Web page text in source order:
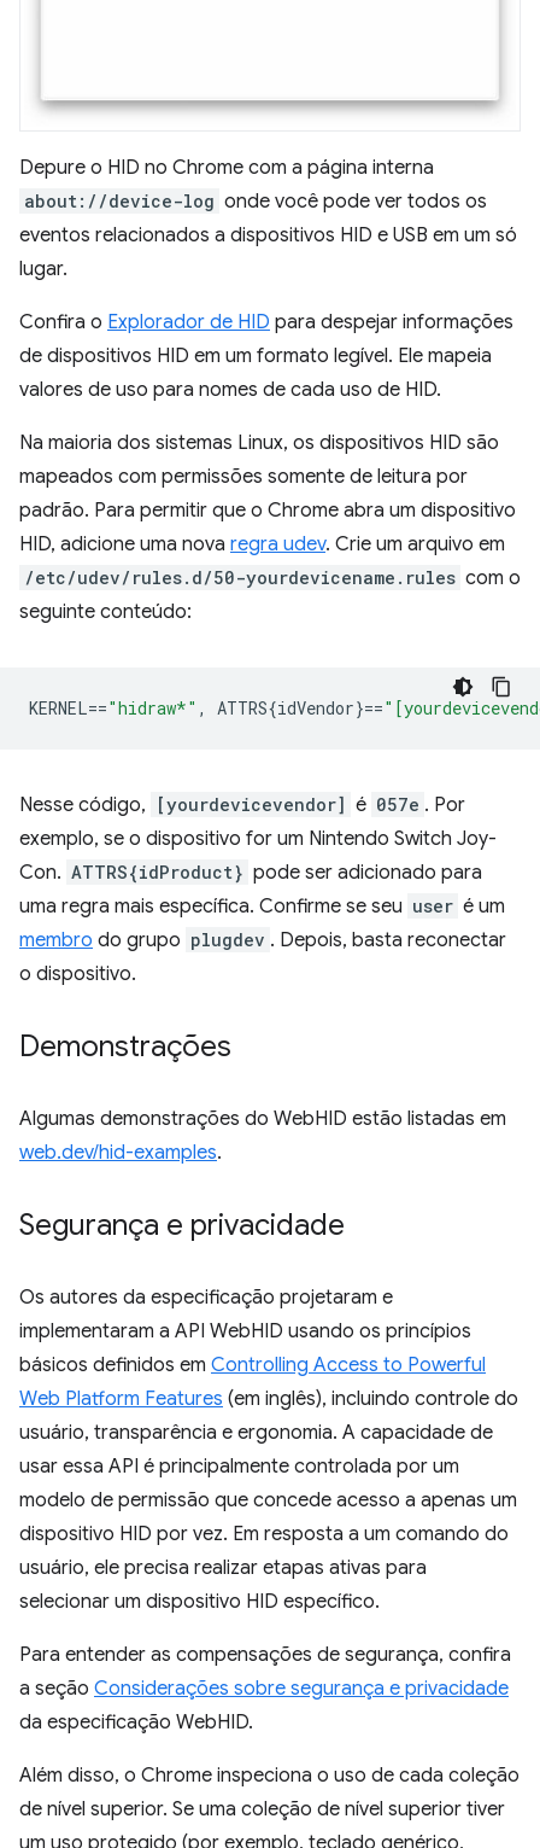
Depure o HID no Chrome com a página interna
about://device-log onde você pode ver todos os
eventos relacionados a dispositivos HID e USB em um só
lugar.
Confira o Explorador de HID para despejar informações
de dispositivos HID em um formato legível. Ele mapeia
valores de uso para nomes de cada uso de HID.
Na maioria dos sistemas Linux, os dispositivos HID são
mapeados com permissões somente de leitura por
padrão. Para permitir que o Chrome abra um dispositivo
HID, adicione uma nova regra udev. Crie um arquivo em
/etc/udev/rules.d/50-yourdevicename.rules com o
seguinte conteúdo:
KERNEL=="hidraw*" , ATTRS{idVendor}==
Nesse código, [yourdevicevendor] é 057e . Por
exemplo, se o dispositivo for um Nintendo Switch Joy-
Con. ATTRS{idProduct} pode ser adicionado para
uma regra mais específica. Confirme se seu user é um
membro do grupo plugdev . Depois, basta reconectar
o dispositivo.
Demonstrações
Algumas demonstrações do WebHID estão listadas em
web.dev/hid-examples.
Segurança e privacidade
Os autores da especificação projetaram e
implementaram a API WebHID usando os princípios
básicos definidos em Controlling Access to Powerful
Web Platform Features (em inglês), incluindo controle do
usuário, transparência e ergonomia. A capacidade de
usar essa API é principalmente controlada por um
modelo de permissão que concede acesso a apenas um
dispositivo HID por vez. Em resposta a um comando do
usuário, ele precisa realizar etapas ativas para
selecionar um dispositivo HID específico.
Para entender as compensações de segurança, confira
a seção Considerações sobre segurança e privacidade
da especificação WebHID.
Além disso, o Chrome inspeciona o uso de cada coleção
de nível superior. Se uma coleção de nível superior tiver